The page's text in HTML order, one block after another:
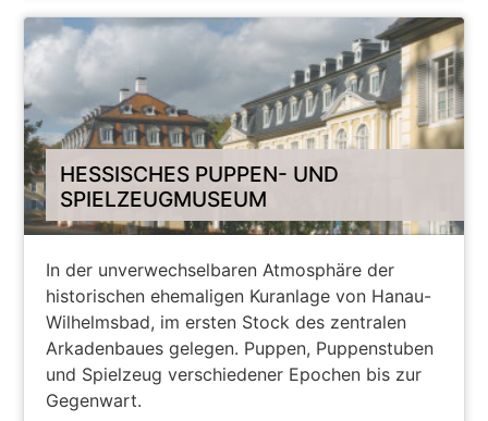
HESSISCHES PUPPEN- UND
SPIELZEUGMUSEUM
In der unverwechselbaren Atmosphäre der
historischen ehemaligen Kuranlage von Hanau-
Wilhelmsbad, im ersten Stock des zentralen
Arkadenbaues gelegen. Puppen, Puppenstuben
und Spielzeug verschiedener Epochen bis zur
Gegenwart.